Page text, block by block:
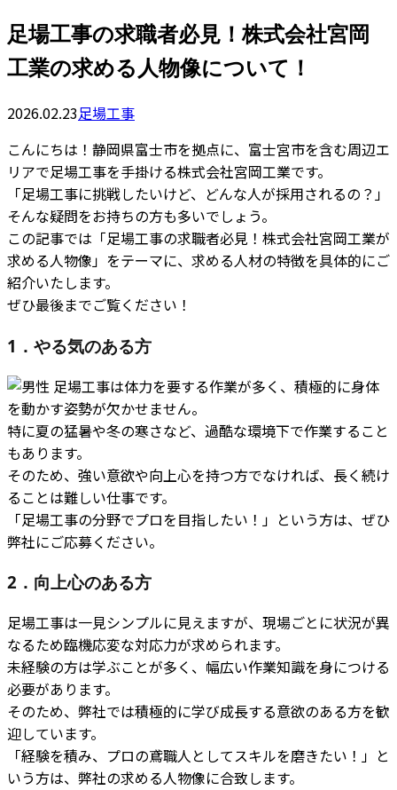
足場工事の求職者必見！株式会社宮岡
工業の求める人物像について！
2026.02.23足場工事
こんにちは！静岡県富士市を拠点に、富士宮市を含む周辺エ
リアで足場工事を手掛ける株式会社宮岡工業です。
「足場工事に挑戦したいけど、どんな人が採用されるの？」
そんな疑問をお持ちの方も多いでしょう。
この記事では「足場工事の求職者必見！株式会社宮岡工業が
求める人物像」をテーマに、求める人材の特徴を具体的にご
紹介いたします。
ぜひ最後までご覧ください！
1．やる気のある方
足場工事は体力を要する作業が多く、積極的に身体
を動かす姿勢が欠かせません。
特に夏の猛暑や冬の寒さなど、過酷な環境下で作業すること
もあります。
そのため、強い意欲や向上心を持つ方でなければ、長く続け
ることは難しい仕事です。
「足場工事の分野でプロを目指したい！」という方は、ぜひ
弊社にご応募ください。
2．向上心のある方
足場工事は一見シンプルに見えますが、現場ごとに状況が異
なるため臨機応変な対応力が求められます。
未経験の方は学ぶことが多く、幅広い作業知識を身につける
必要があります。
そのため、弊社では積極的に学び成長する意欲のある方を歓
迎しています。
「経験を積み、プロの鳶職人としてスキルを磨きたい！」と
いう方は、弊社の求める人物像に合致します。